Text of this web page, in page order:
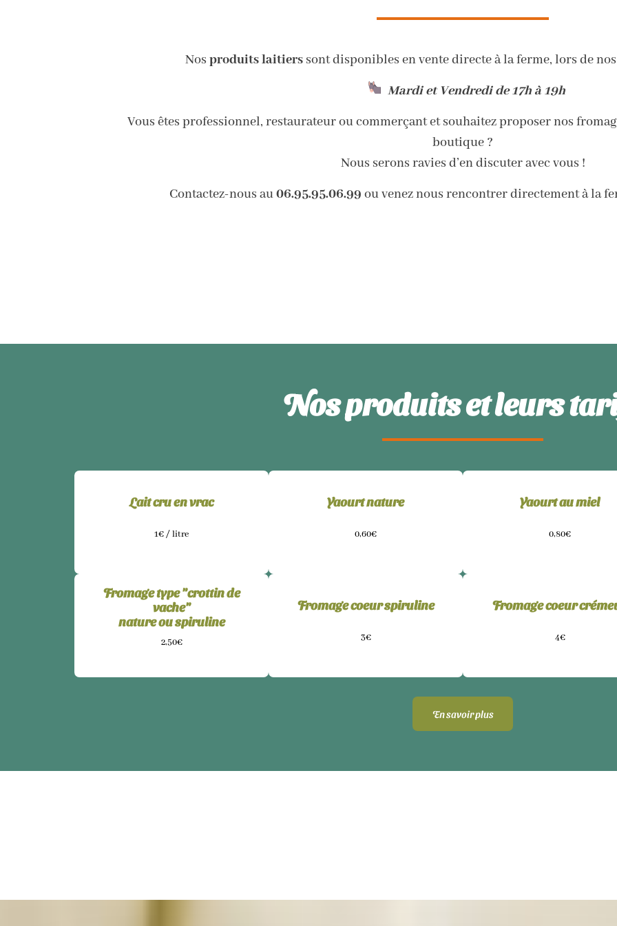
Nos produits laitierssont disponibles en vente directe à la ferme, lors de
Mardi et Vendredi de 17h à 19h
Vous êtes professionnel, restaurateur ou commerçant et souhaitez proposer nos
boutique ?
Nous serons ravies d’en discuter avec vous !
Contactez-nous au06.95.95.06.99 ou venez nous rencontrer directement à la
Nos produits et leurs
Lait cru en vrac
1€ / litre
Yaourt nature
0,60€
Yaourt au miel
0,80€
Fromage type "crottin de
vache"
nature ou spiruline
2,50€
Fromage coeur spiruline
3€
Fromage coeur
4€
En savoir plus